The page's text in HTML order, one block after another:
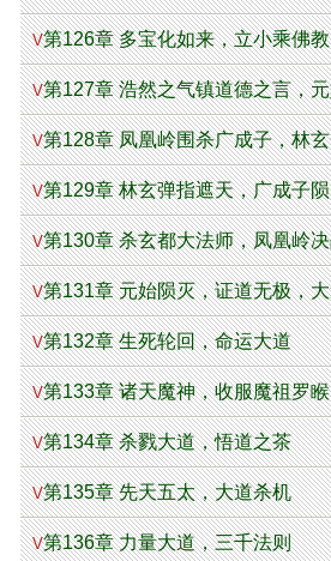
V第126章 多宝化如来，立小乘佛教
V第127章 浩然之气镇道德之言，
V第128章 凤凰岭围杀广成子，林
V第129章 林玄弹指遮天，广成子
V第130章 杀玄都大法师，凤凰岭
V第131章 元始陨灭，证道无极，
V第132章 生死轮回，命运大道
V第133章 诸天魔神，收服魔祖罗睺
V第134章 杀戮大道，悟道之茶
V第135章 先天五太，大道杀机
V第136章 力量大道，三千法则